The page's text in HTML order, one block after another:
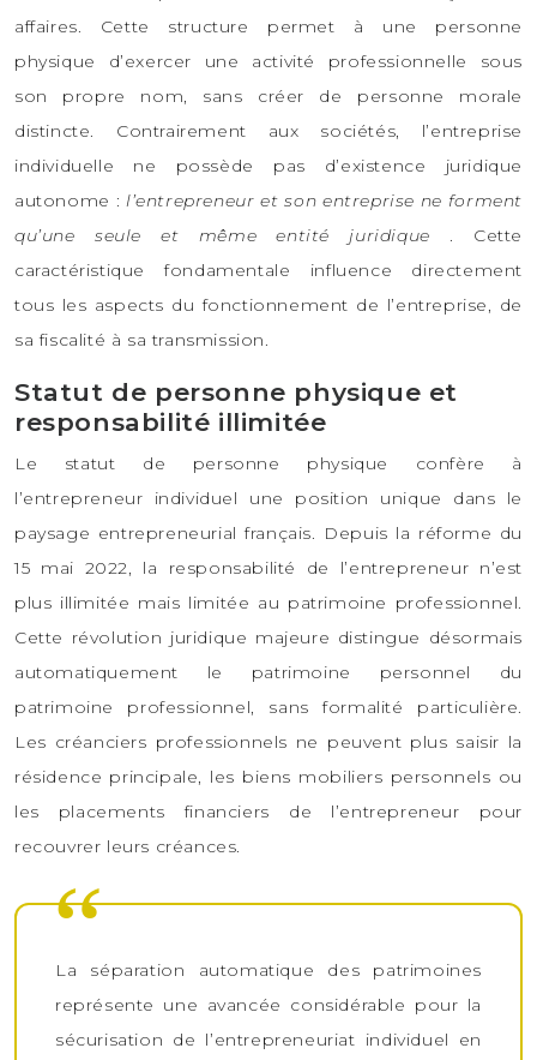
affaires. Cette structure permet à une personne
physique d’exercer une activité professionnelle sous
son propre nom, sans créer de personne morale
distincte. Contrairement aux sociétés, l’entreprise
individuelle ne possède pas d’existence juridique
autonome :l’entrepreneur et son entreprise ne forment
qu’une seule et même entité juridique . Cette
caractéristique fondamentale influence directement
tous les aspects du fonctionnement de l’entreprise, de
sa fiscalité à sa transmission.
Statut de personne physique et
responsabilité illimitée
Le statut de personne physique confère à
l’entrepreneur individuel une position unique dans le
paysage entrepreneurial français. Depuis la réforme du
15 mai 2022, la responsabilité de l’entrepreneur n’est
plus illimitée mais limitée au patrimoine professionnel.
Cette révolution juridique majeure distingue désormais
automatiquement le patrimoine personnel du
patrimoine professionnel, sans formalité particulière.
Les créanciers professionnels ne peuvent plus saisir la
résidence principale, les biens mobiliers personnels ou
les placements financiers de l’entrepreneur pour
recouvrer leurs créances.
La séparation automatique des patrimoines
représente une avancée considérable pour la
sécurisation de l’entrepreneuriat individuel en